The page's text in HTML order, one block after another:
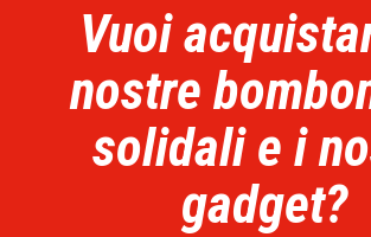
Vuoi
nostre
solidali e i
gadget?